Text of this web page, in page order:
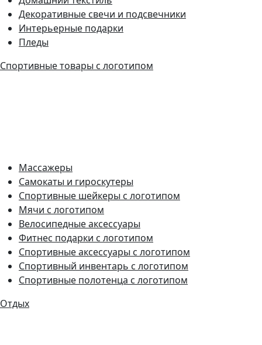
Декоративные свечи и подсвечники
Интерьерные подарки
Пледы
Спортивные товары с логотипом
Массажеры
Самокаты и гироскутеры
Спортивные шейкеры с логотипом
Мячи с логотипом
Велосипедные аксессуары
Фитнес подарки с логотипом
Спортивные аксессуары с логотипом
Спортивный инвентарь с логотипом
Спортивные полотенца с логотипом
Отдых